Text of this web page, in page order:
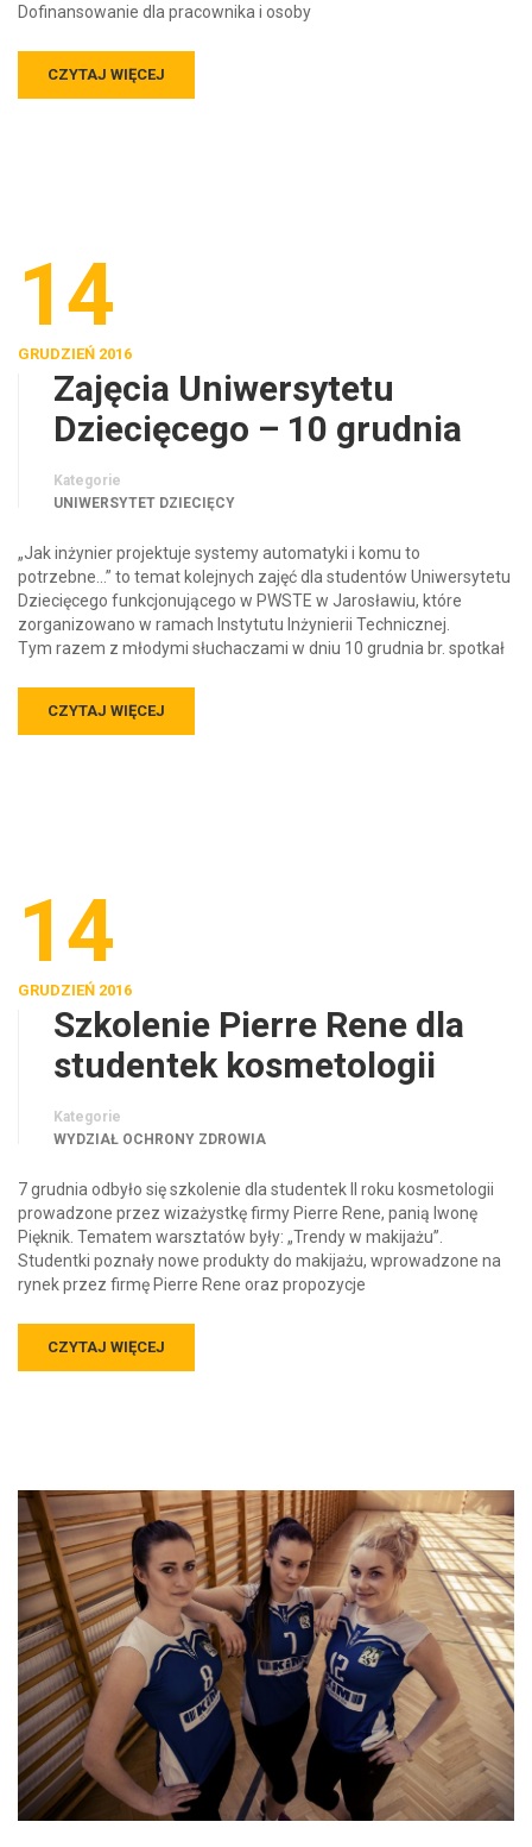
Dofinansowanie dla pracownika i osoby
CZYTAJ WIĘCEJ
14
GRUDZIEŃ 2016
Zajęcia Uniwersytetu
Dziecięcego – 10 grudnia
Kategorie
UNIWERSYTET DZIECIĘCY
„Jak inżynier projektuje systemy automatyki i komu to
potrzebne…” to temat kolejnych zajęć dla studentów Uniwersytetu
Dziecięcego funkcjonującego w PWSTE w Jarosławiu, które
zorganizowano w ramach Instytutu Inżynierii Technicznej.
Tym razem z młodymi słuchaczami w dniu 10 grudnia br. spotkał
CZYTAJ WIĘCEJ
14
GRUDZIEŃ 2016
Szkolenie Pierre Rene dla
studentek kosmetologii
Kategorie
WYDZIAŁ OCHRONY ZDROWIA
7 grudnia odbyło się szkolenie dla studentek II roku kosmetologii
prowadzone przez wizażystkę firmy Pierre Rene, panią Iwonę
Pięknik. Tematem warsztatów były: „Trendy w makijażu”.
Studentki poznały nowe produkty do makijażu, wprowadzone na
rynek przez firmę Pierre Rene oraz propozycje
CZYTAJ WIĘCEJ